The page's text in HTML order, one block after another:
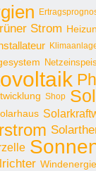
Strom
Shop
Windenergie